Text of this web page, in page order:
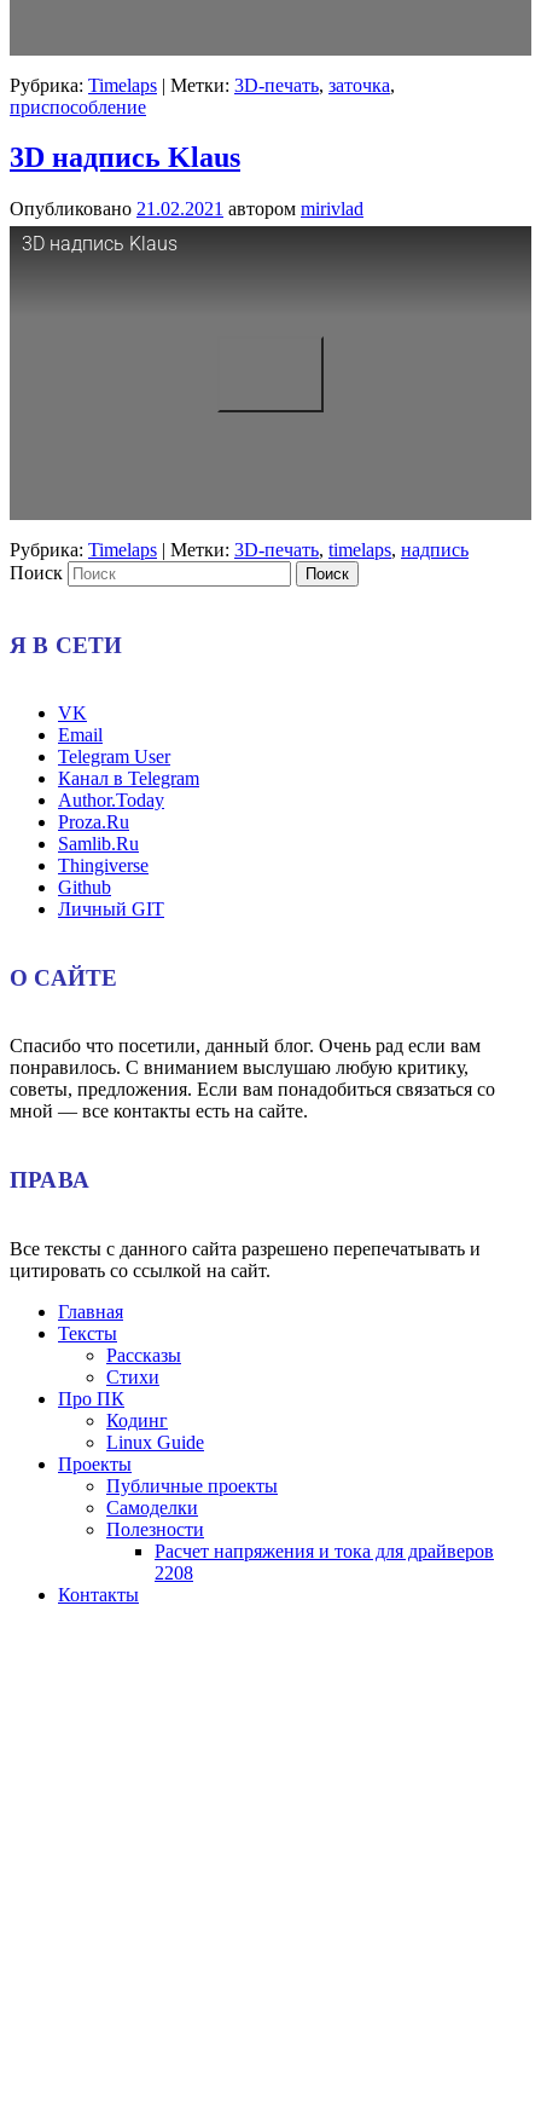
Рубрика: Timelaps | Метки: 3D-печать, заточка,
приспособление
3D надпись Klaus
Опубликовано 21.02.2021 автором mirivlad
3D надпись Klaus
Рубрика: Timelaps | Метки: 3D-печать, timelaps, надпись
Поиск
Я В СЕТИ
VK
Email
Telegram User
Канал в Telegram
Author.Today
Proza.Ru
Samlib.Ru
Thingiverse
Github
Личный GIT
О САЙТЕ
Спасибо что посетили, данный блог. Очень рад если вам
понравилось. С вниманием выслушаю любую критику,
советы, предложения. Если вам понадобиться связаться со
мной — все контакты есть на сайте.
ПРАВА
Все тексты с данного сайта разрешено перепечатывать и
цитировать со ссылкой на сайт.
Главная
Тексты
Рассказы
Стихи
Про ПК
Кодинг
Linux Guide
Проекты
Публичные проекты
Самоделки
Полезности
Расчет напряжения и тока для драйверов
2208
Контакты